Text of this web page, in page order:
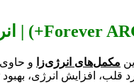
مکمل‌های انرژی‌زا
و
قلب، افزایش انرژی،